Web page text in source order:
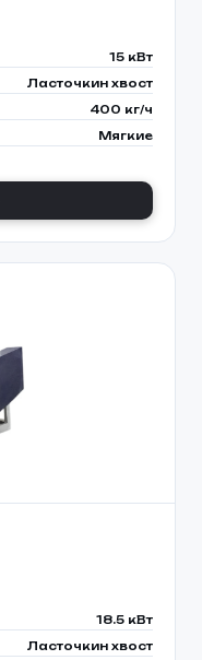
15 кВт
Ласточкин хвост
400 кг/ч
Мягкие
18.5 кВт
Ласточкин хвост